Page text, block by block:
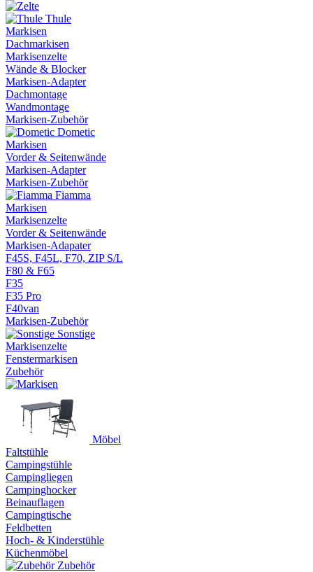
Thule
Markisen
Dachmarkisen
Markisenzelte
Wände & Blocker
Markisen-Adapter
Dachmontage
Wandmontage
Markisen-Zubehör
Dometic
Markisen
Vorder & Seitenwände
Markisen-Adapter
Markisen-Zubehör
Fiamma
Markisen
Markisenzelte
Vorder & Seitenwände
Markisen-Adapater
F45S, F45L, F70, ZIP S/L
F80 & F65
F35
F35 Pro
F40van
Markisen-Zubehör
Sonstige
Markisenzelte
Fenstermarkisen
Zubehör
Möbel
Faltstühle
Campingstühle
Campingliegen
Campinghocker
Beinauflagen
Campingtische
Feldbetten
Hoch- & Kinderstühle
Küchenmöbel
Zubehör